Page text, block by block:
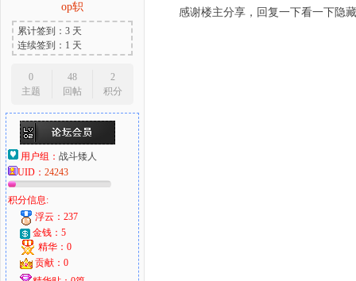
op轵
累计签到：3 天
连续签到：1 天
0
主题
48
回帖
2
积分
用户组： 战斗矮人
UID： 24243
积分信息:
浮云：237
金钱：5
精华：0
贡献：0
感谢楼主分享，回复一下看一下隐